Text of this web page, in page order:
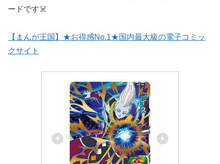
ードです☠️
【まんが王国】★お得感No.1★国内最大級の電子コミッ
クサイト